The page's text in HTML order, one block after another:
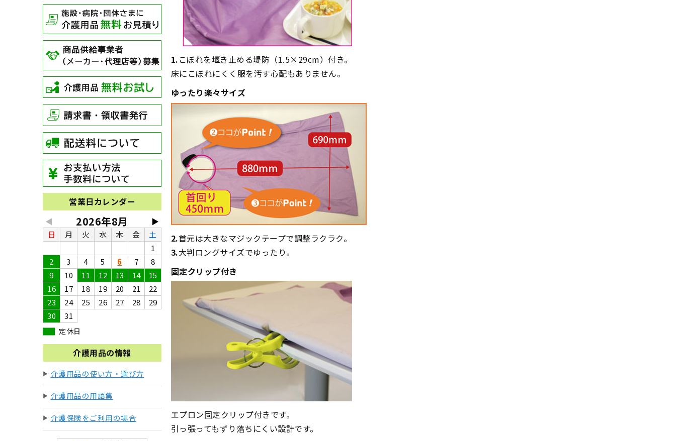
営業日カレンダー
◀ ▶
2026年8月
日 月 火 水 木 金
土
1
2
3 4 5 6 7
8
9
10 11 12 13 14
15
16
17 18 19 20 21
22
23
24 25 26 27 28
29
30
31
定休日
介護用品の情報
介護用品の使い方・選び方
介護用品の用語集
介護保険をご利用の場合
1.こぼれを堰き止める堤防（1.5×29cm）付き。
床にこぼれにくく服を汚す心配もありません。
ゆったり楽々サイズ
2.首元は大きなマジックテープで調整ラクラク。
3.大判ロングサイズでゆったり。
固定クリップ付き
エプロン固定クリップ付きです。
引っ張ってもずり落ちにくい設計です。